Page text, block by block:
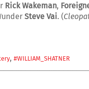
Rick Wakeman,
Steve Vai. (
,#WILLIAM_SHATNER